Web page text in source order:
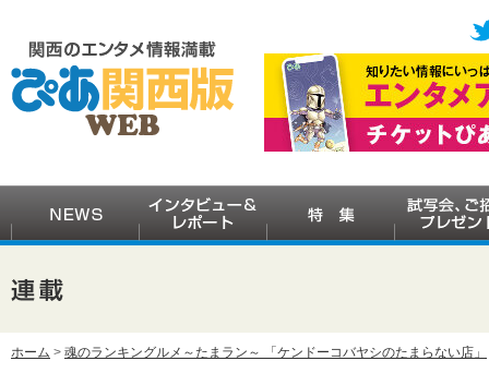
ホーム > 魂のランキングルメ～たまラン～ 「ケンドーコバヤシのたまらない店」